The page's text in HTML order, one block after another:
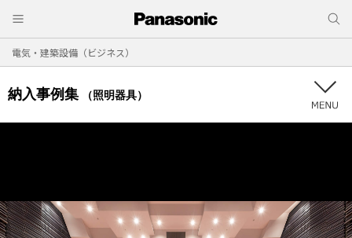
電気・建築設備（ビジネス）
納入事例集 （照明器具）